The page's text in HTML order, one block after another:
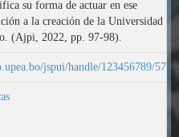
su forma de actuar en ese
a la creación de la Universidad
(Ajpi, 2022, pp. 97-98).
jspui/handle/123456789/570